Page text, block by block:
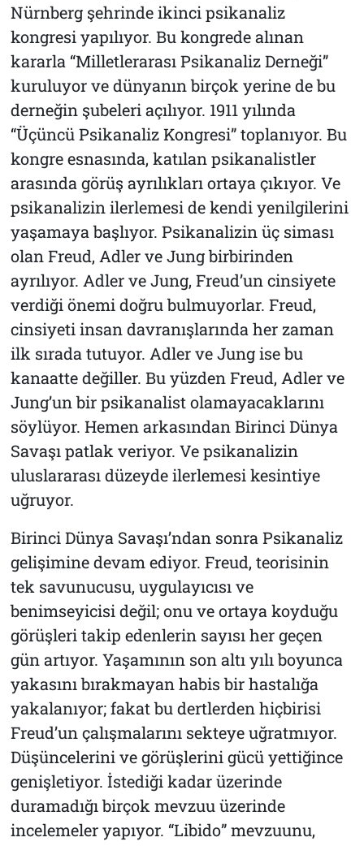
Nürnberg şehrinde ikinci psikanaliz
kongresi yapılıyor. Bu kongrede alınan
kararla “Milletlerarası Psikanaliz Derneği”
kuruluyor ve dünyanın birçok yerine de bu
derneğin şubeleri açılıyor. 1911 yılında
“Üçüncü Psikanaliz Kongresi” toplanıyor. Bu
kongre esnasında, katılan psikanalistler
arasında görüş ayrılıkları ortaya çıkıyor. Ve
psikanalizin ilerlemesi de kendi yenilgilerini
yaşamaya başlıyor. Psikanalizin üç siması
olan Freud, Adler ve Jung birbirinden
ayrılıyor. Adler ve Jung, Freud’un cinsiyete
verdiği önemi doğru bulmuyorlar. Freud,
cinsiyeti insan davranışlarında her zaman
ilk sırada tutuyor. Adler ve Jung ise bu
kanaatte değiller. Bu yüzden Freud, Adler ve
Jung’un bir psikanalist olamayacaklarını
söylüyor. Hemen arkasından Birinci Dünya
Savaşı patlak veriyor. Ve psikanalizin
uluslararası düzeyde ilerlemesi kesintiye
uğruyor.
Birinci Dünya Savaşı’ndan sonra Psikanaliz
gelişimine devam ediyor. Freud, teorisinin
tek savunucusu, uygulayıcısı ve
benimseyicisi değil; onu ve ortaya koyduğu
görüşleri takip edenlerin sayısı her geçen
gün artıyor. Yaşamının son altı yılı boyunca
yakasını bırakmayan habis bir hastalığa
yakalanıyor; fakat bu dertlerden hiçbirisi
Freud’un çalışmalarını sekteye uğratmıyor.
Düşüncelerini ve görüşlerini gücü yettiğince
genişletiyor. İstediği kadar üzerinde
duramadığı birçok mevzuu üzerinde
incelemeler yapıyor. “Libido” mevzuunu,